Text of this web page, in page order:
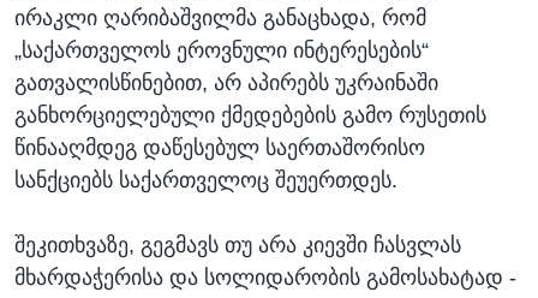
ირაკლი ღარიბაშვილმა განაცხადა, რომ
„საქართველოს ეროვნული ინტერესების“
გათვალისწინებით, არ აპირებს უკრაინაში
განხორციელებული ქმედებების გამო რუსეთის
წინააღმდეგ დაწესებულ საერთაშორისო
სანქციებს საქართველოც შეუერთდეს.
შეკითხვაზე, გეგმავს თუ არა კიევში ჩასვლას
მხარდაჭერისა და სოლიდარობის გამოსახატად -